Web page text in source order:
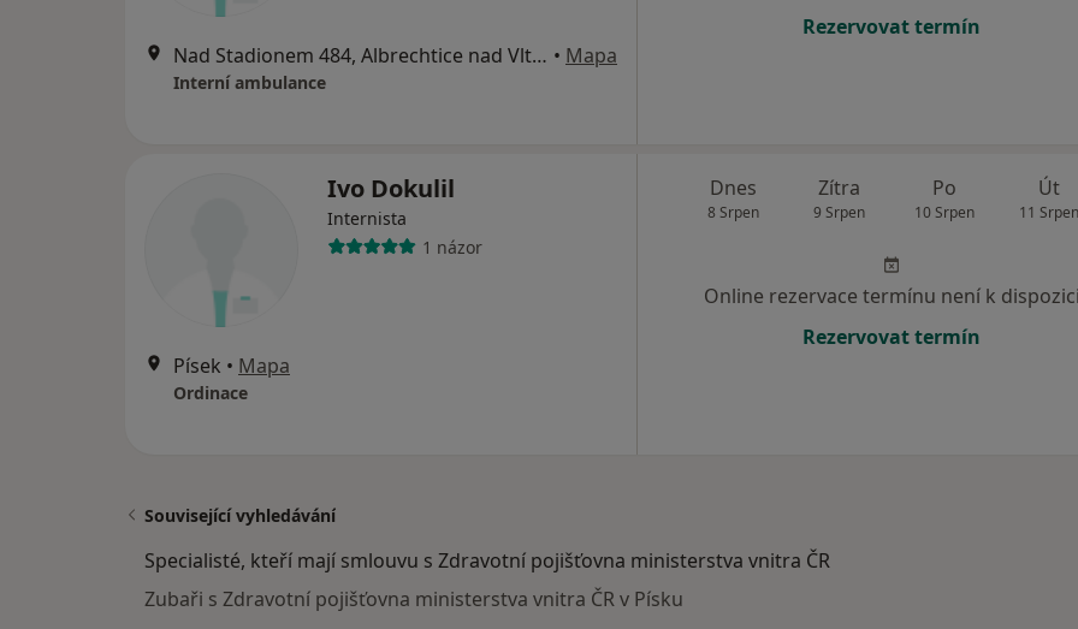
Nad Stadionem 484, Albrechtice nad Vltavou • Mapa
Interní ambulance
Rezervovat termín
Ivo Dokulil
Internista
1 názor
Písek • Mapa
Ordinace
Dnes
8 Srpen
Zítra
9 Srpen
Po
10 Srpen
Út
11 Srpen
Online rezervace termínu není k dispozici
Rezervovat termín
Související vyhledávání
Specialisté, kteří mají smlouvu s Zdravotní pojišťovna ministerstva vnitra ČR
Zubaři s Zdravotní pojišťovna ministerstva vnitra ČR v Písku